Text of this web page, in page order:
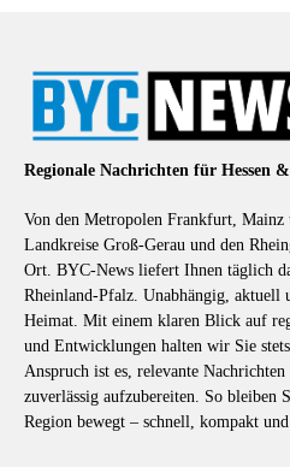
Regionale Nachrichten für Hessen
Von den Metropolen Frankfurt, Mainz
Landkreise Groß-Gerau und den
Ort. BYC-News liefert Ihnen täglich
Rheinland-Pfalz. Unabhängig, aktuell
Heimat. Mit einem klaren Blick auf
und Entwicklungen halten wir Sie
Anspruch ist es, relevante
zuverlässig aufzubereiten. So bleiben
Region bewegt – schnell, kompakt